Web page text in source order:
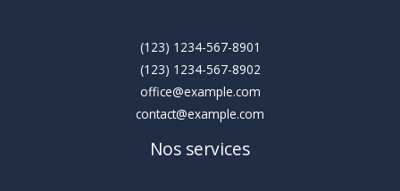
(123) 1234-567-8901
(123) 1234-567-8902
office@example.com
contact@example.com
Nos services